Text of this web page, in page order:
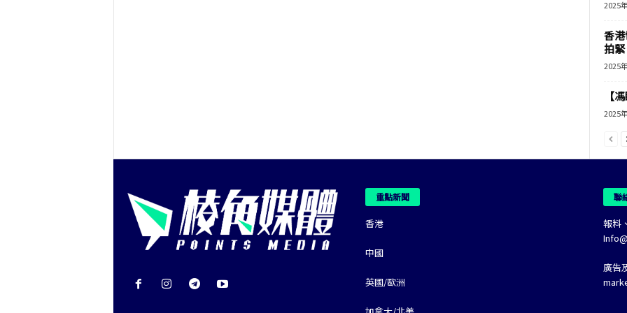
2025
香
拍
2025
【
2025
重點新聞
香港
中國
英國/歐洲
聯
報料
廣告